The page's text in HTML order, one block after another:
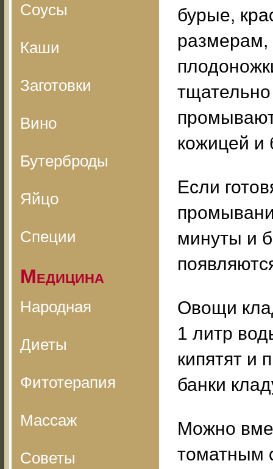
Соусы
Каши
Заготовки
Вино
Бутерброды
Яйцо
Специи
Медицина
Народная
Диеты
Фитотерапия
Массаж
Советы
бурые,
размерам,
тщательно
кожицей и
Если
минуты и
Овощи
1 литр
кипятят и
банки
Можно
томатным